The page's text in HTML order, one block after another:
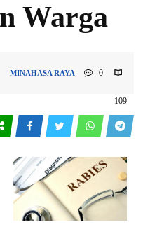
Warga
MINAHASA RAYA 0
109